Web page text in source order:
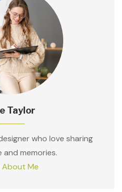
Taylor
who love sharing
and memories.
About Me